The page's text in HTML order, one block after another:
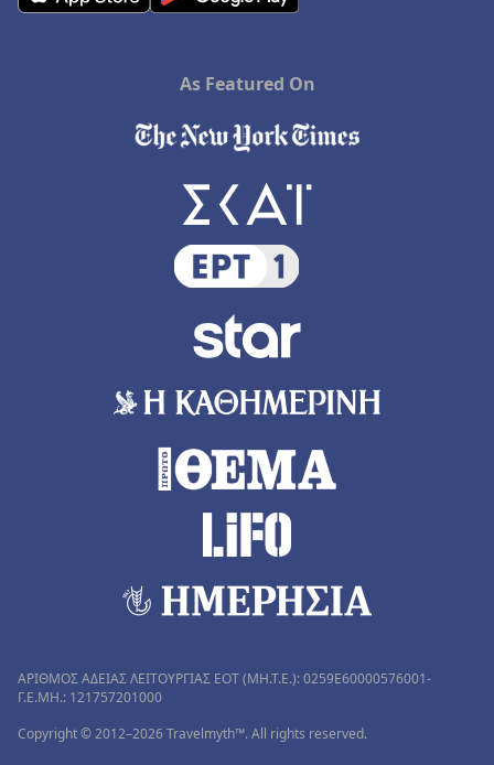
As Featured On
ΑΡΙΘΜΟΣ ΑΔΕΙΑΣ ΛΕΙΤΟΥΡΓΙΑΣ ΕΟΤ (MH.T.E.): 0259Ε60000576001-
Γ.Ε.ΜΗ.: 121757201000
Copyright © 2012–2026 Travelmyth™. All rights reserved.